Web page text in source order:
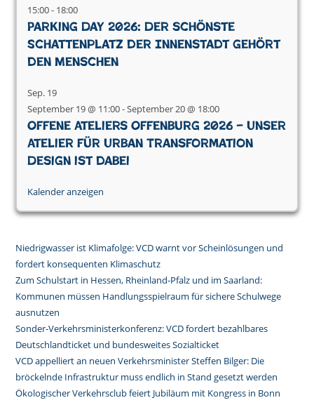
15:00- 18:00
Parking Day 2026: Der schönste
Schattenplatz der Innenstadt gehört
den Menschen
Sep. 19
September 19 @ 11:00-September 20 @ 18:00
Offene Ateliers Offenburg 2026 – Unser
Atelier für Urban Transformation
Design ist dabei
Kalender anzeigen
Niedrigwasser ist Klimafolge: VCD warnt vor Scheinlösungen und
fordert konsequenten Klimaschutz
Zum Schulstart in Hessen, Rheinland-Pfalz und im Saarland:
Kommunen müssen Handlungsspielraum für sichere Schulwege
ausnutzen
Sonder-Verkehrsministerkonferenz: VCD fordert bezahlbares
Deutschlandticket und bundesweites Sozialticket
VCD appelliert an neuen Verkehrsminister Steffen Bilger: Die
bröckelnde Infrastruktur muss endlich in Stand gesetzt werden
Ökologischer Verkehrsclub feiert Jubiläum mit Kongress in Bonn